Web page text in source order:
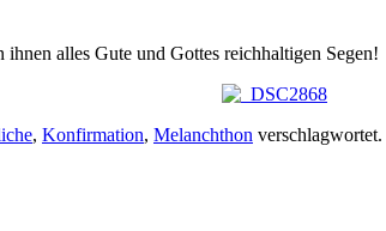
alles Gute und Gottes reichhaltigen Segen!
, Konfirmation, Melanchthon verschlagwortet.